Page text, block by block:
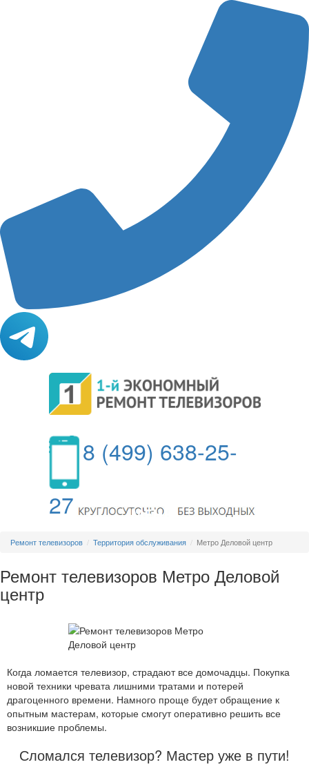
8 (499) 638-25-
27
МЕНЮ
Ремонт телевизоров Территория обслуживания Метро Деловой центр
Ремонт телевизоров Метро Деловой
центр
Когда ломается телевизор, страдают все домочадцы. Покупка
новой техники чревата лишними тратами и потерей
драгоценного времени. Намного проще будет обращение к
опытным мастерам, которые смогут оперативно решить все
возникшие проблемы.
Сломался телевизор? Мастер уже в пути!